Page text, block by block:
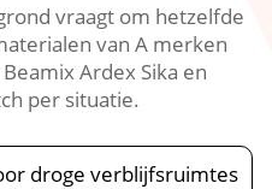
vraagt om hetzelfde
van A merken
Ardex Sika en
per situatie.​
droge verblijfsruimtes